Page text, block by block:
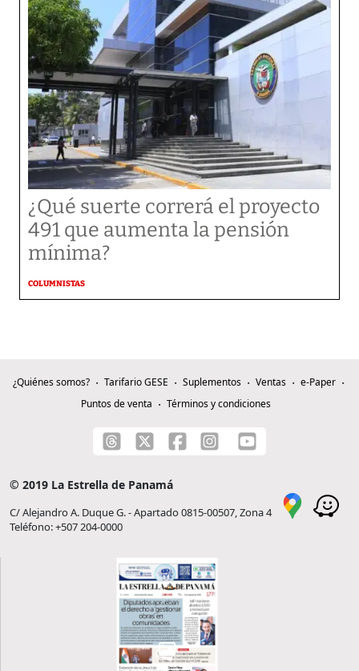
¿Qué suerte correrá el proyecto
491 que aumenta la pensión
mínima?
COLUMNISTAS
¿Quiénes somos? Tarifario GESE Suplementos Ventas
e-Paper
Puntos de venta
Términos y condiciones
© 2019 La Estrella de Panamá
C/ Alejandro A. Duque G. - Apartado 0815-00507, Zona 4
Teléfono: +507 204-0000